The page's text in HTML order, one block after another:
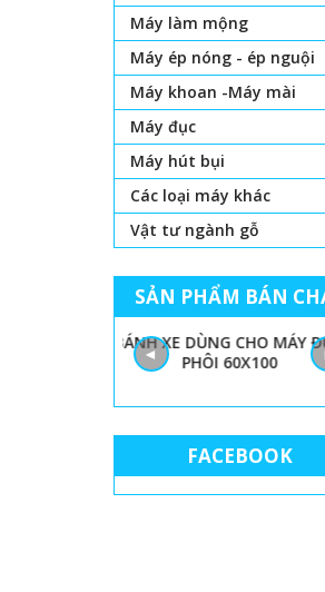
Máy làm mộng
Máy ép nóng - ép nguội
Máy khoan -Máy mài
Máy đục
Máy hút bụi
Các loại máy khác
Vật tư ngành gỗ
SẢN PHẨM BÁN
BÁNH XE DÙNG CHO MÁY
PHÔI 60X100
◄
FACEBOOK